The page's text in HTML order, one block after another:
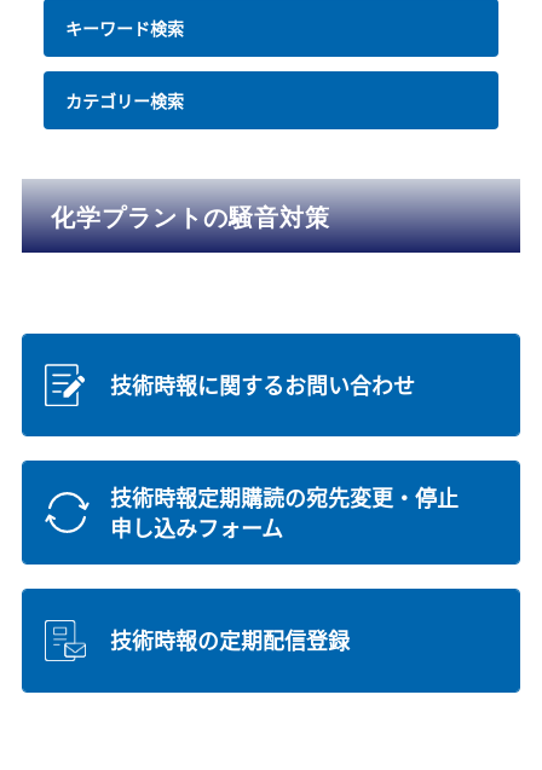
キーワード検索
カテゴリー検索
化学プラントの騒音対策
技術時報に関するお問い合わせ
技術時報定期購読の宛先変更・停止
申し込みフォーム
技術時報の定期配信登録